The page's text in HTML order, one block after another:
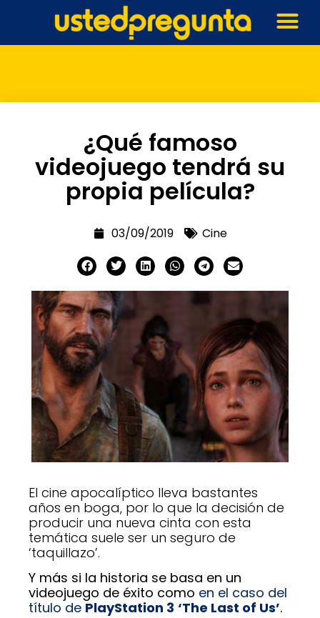
¿Qué famoso
videojuego tendrá su
propia película?
03/09/2019 Cine
El cine apocalíptico lleva bastantes
años en boga, por lo que la decisión de
producir una nueva cinta con esta
temática suele ser un seguro de
‘taquillazo’.
Y más si la historia se basa en un
videojuego de éxito como en el caso del
título de PlayStation 3 ‘The Last of Us’.